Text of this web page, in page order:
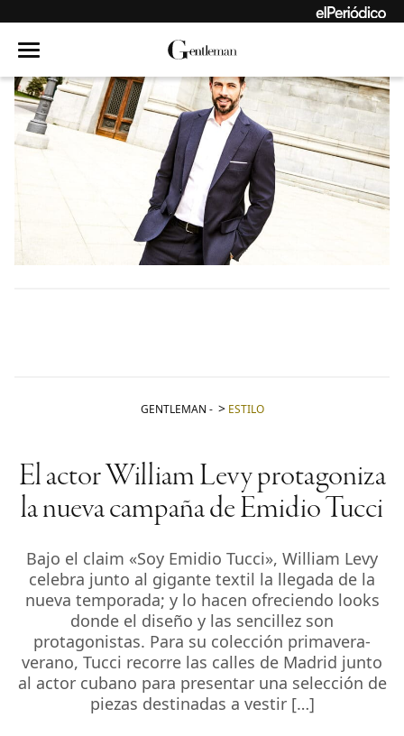
GENTLEMAN - ESTILO
El actor William Levy protagoniza
la nueva campaña de Emidio Tucci
Bajo el claim «Soy Emidio Tucci», William Levy
celebra junto al gigante textil la llegada de la
nueva temporada; y lo hacen ofreciendo looks
donde el diseño y las sencillez son
protagonistas. Para su colección primavera-
verano, Tucci recorre las calles de Madrid junto
al actor cubano para presentar una selección de
piezas destinadas a vestir […]